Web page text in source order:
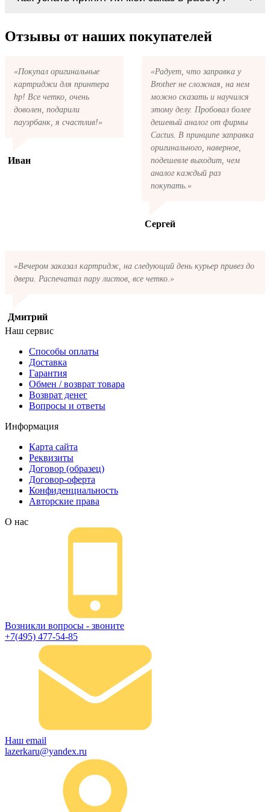
картриджи Sharp MX-B45 series. У нас
любых моделей принтеров.
Sharp MX-B45 series на указанную вами
электронную почту придёт письмо с копией
чтобы оформить доставку. Если вы не
получили письмо с копией заказа,
пожалуйста, свяжитесь с нами через сервис
обратная связь, или позвоните.
Отзывы от наших покупателей
«Покупал оригинальные
картриджи для принтера
hp! Все четко, очень
доволен, подарили
пауэрбанк, я счастлив!»
Иван
«Радует, что заправка у
Brother не сложная, на нем
можно сказать и научился
этому делу. Пробовал более
дешевый аналог от фирмы
Cactus. В принципе заправка
оригинального, наверное,
подешевле выходит, чем
аналог каждый раз
покупать.»
Сергей
«Вечером заказал картридж, на следующий день курьер привез до
двери. Распечатал пару листов, все четко.»
Дмитрий
Наш сервис
Способы оплаты
Доставка
Гарантия
Обмен / возврат товара
Возврат денег
Вопросы и ответы
Информация
Карта сайта
Реквизиты
Договор (образец)
Договор-оферта
Конфиденциальность
Авторские права
О нас
Возникли вопросы - звоните
+7(495) 477-54-85
Наш email
lazerkaru@yandex.ru